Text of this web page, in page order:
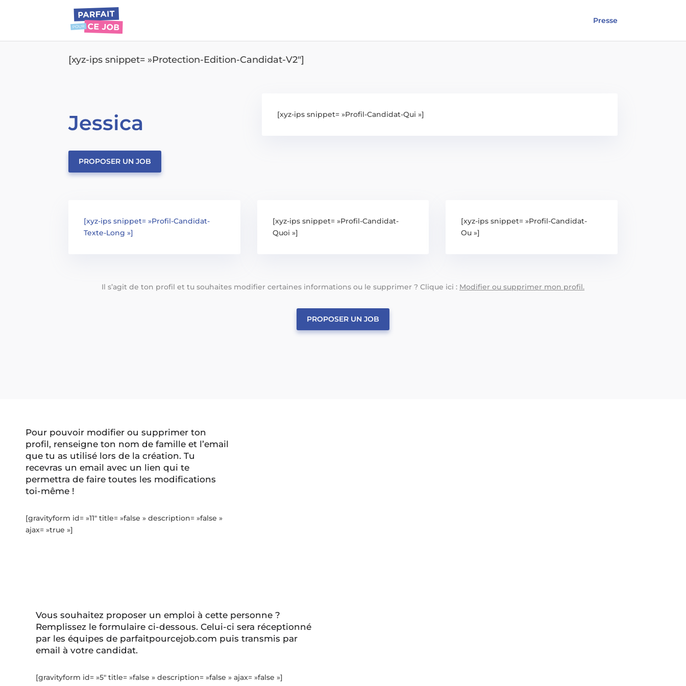
Presse
[xyz-ips snippet= »Protection-Edition-Candidat-V2″]
Jessica
PROPOSER UN JOB
[xyz-ips snippet= »Profil-Candidat-Qui »]
[xyz-ips snippet= »Profil-Candidat-
Texte-Long »]
[xyz-ips snippet= »Profil-Candidat-
Quoi »]
[xyz-ips snippet= »Profil-Candidat-
Ou »]
Il s’agit de ton profil et tu souhaites modifier certaines informations ou le supprimer ? Clique ici : Modifier ou supprimer mon profil.
PROPOSER UN JOB
Pour pouvoir modifier ou supprimer ton
profil, renseigne ton nom de famille et l’email
que tu as utilisé lors de la création. Tu
recevras un email avec un lien qui te
permettra de faire toutes les modifications
toi-même !
[gravityform id= »11″ title= »false » description= »false »
ajax= »true »]
Vous souhaitez proposer un emploi à cette personne ?
Remplissez le formulaire ci-dessous. Celui-ci sera réceptionné
par les équipes de parfaitpourcejob.com puis transmis par
email à votre candidat.
[gravityform id= »5″ title= »false » description= »false » ajax= »false »]